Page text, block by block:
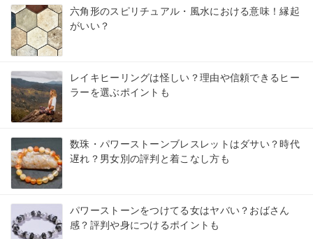
六角形のスピリチュアル・風水における意味！縁起
がいい？
レイキヒーリングは怪しい？理由や信頼できるヒー
ラーを選ぶポイントも
数珠・パワーストーンブレスレットはダサい？時代
遅れ？男女別の評判と着こなし方も
パワーストーンをつけてる女はヤバい？おばさん
感？評判や身につけるポイントも